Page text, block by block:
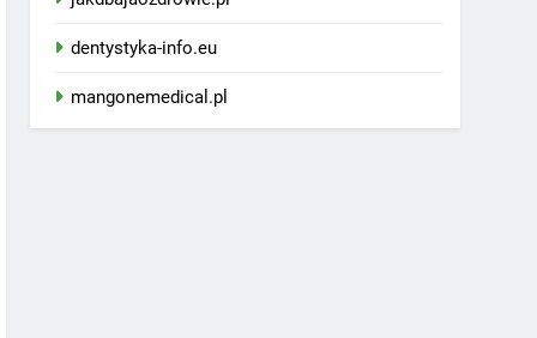
dentystyka-info.eu
mangonemedical.pl